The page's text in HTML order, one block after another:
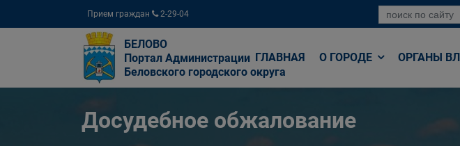
Прием граждан 2-29-04
БЕЛОВО
Портал Администрации
Беловского городского округа
ГЛАВНАЯ О ГОРОДЕ ОРГАНЫ
Досудебное обжалование